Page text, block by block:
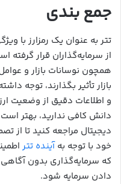
جمع بندی
تتر به عنوان یک رمزارز با
از سرمایه‌گذاران قرار گرفته
همچون نوسانات بازار و
بازار تأثیر بگذارند، توجه
و اطلاعات دقیق از وضعیت
دانش کافی ندارید، بهتر
دیجیتال مراجعه کنید تا از
خود با توجه بهآینده تتر
که سرمایه‌گذاری بدون
دادن سرمایه شود.